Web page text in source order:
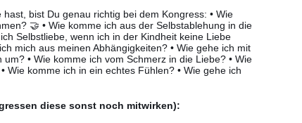
bist Du genau richtig bei dem Kongress: • Wie
🤝 • Wie komme ich aus der Selbstablehung in die
Selbstliebe, wenn ich in der Kindheit keine Liebe
mich aus meinen Abhängigkeiten? • Wie gehe ich mit
• Wie komme ich vom Schmerz in die Liebe? • Wie
Wie komme ich in ein echtes Fühlen? • Wie gehe ich
diese sonst noch mitwirken):